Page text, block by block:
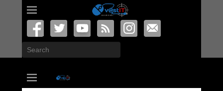
Search
vastIT.ro
Blog de Tehnologie